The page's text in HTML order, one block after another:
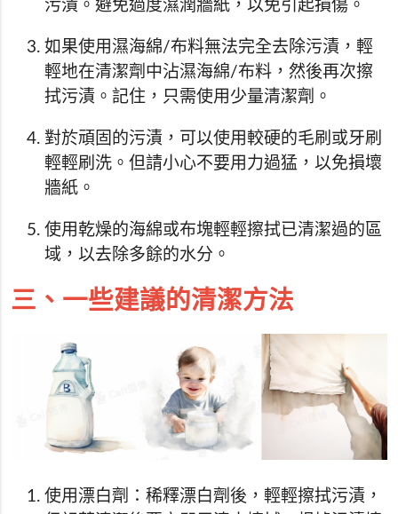
污漬。避免過度濕潤牆紙，以免引起損傷。
如果使用濕海綿/布料無法完全去除污漬，輕
輕地在清潔劑中沾濕海綿/布料，然後再次擦
拭污漬。記住，只需使用少量清潔劑。
對於頑固的污漬，可以使用較硬的毛刷或牙刷
輕輕刷洗。但請小心不要用力過猛，以免損壞
牆紙。
使用乾燥的海綿或布塊輕輕擦拭已清潔過的區
域，以去除多餘的水分。
三、一些建議的清潔方法
使用漂白劑：稀釋漂白劑後，輕輕擦拭污漬，